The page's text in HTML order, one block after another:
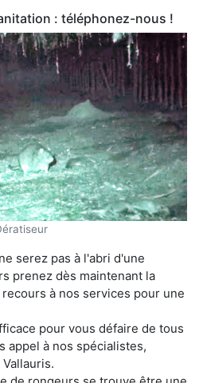
: téléphonez-nous !
serez pas à l'abri d'une
prenez dès maintenant la
à nos services pour une
pour vous défaire de tous
appel à nos spécialistes,